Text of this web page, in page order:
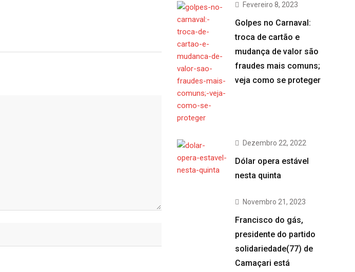
Fevereiro 8, 2023
Golpes no Carnaval:
troca de cartão e
mudança de valor são
fraudes mais comuns;
veja como se proteger
Dezembro 22, 2022
Dólar opera estável
nesta quinta
Novembro 21, 2023
Francisco do gás,
presidente do partido
solidariedade(77) de
Camaçari está